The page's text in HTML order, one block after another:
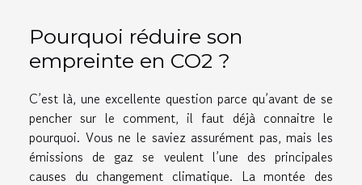
Pourquoi réduire son
empreinte en CO2 ?
C’est là, une excellente question parce qu’avant de se
pencher sur le comment, il faut déjà connaitre le
pourquoi. Vous ne le saviez assurément pas, mais les
émissions de gaz se veulent l’une des principales
causes du changement climatique. La montée des